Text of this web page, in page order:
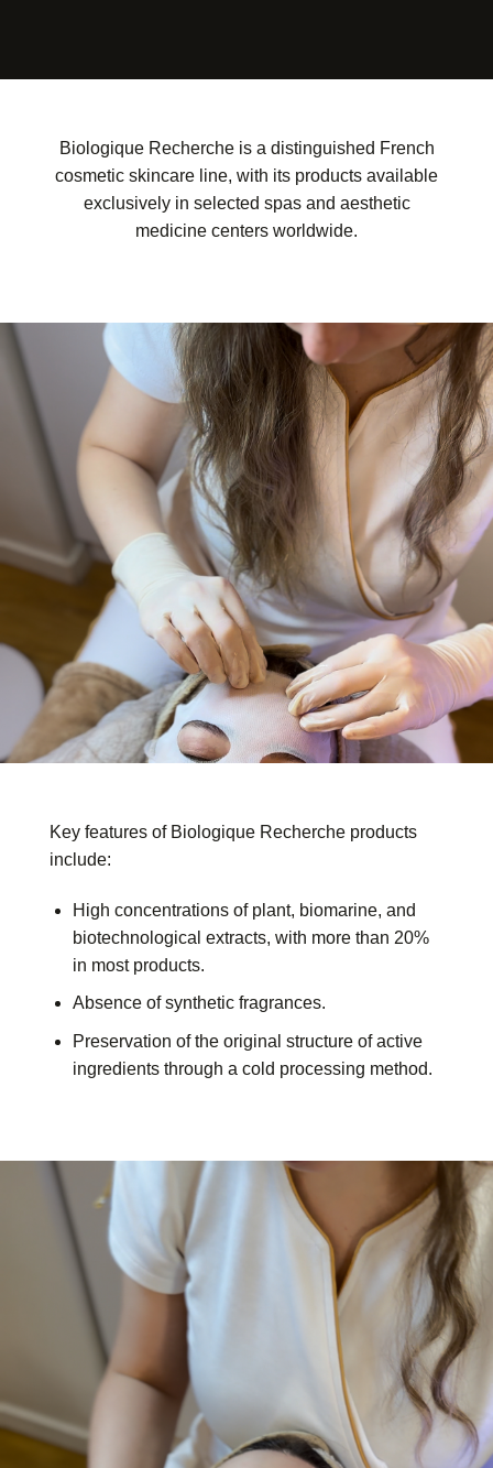
Biologique Recherche is a distinguished French
cosmetic skincare line, with its products available
exclusively in selected spas and aesthetic
medicine centers worldwide.
Key features of Biologique Recherche products
include:
High concentrations of plant, biomarine, and
biotechnological extracts, with more than 20%
in most products.
Absence of synthetic fragrances.
Preservation of the original structure of active
ingredients through a cold processing method.